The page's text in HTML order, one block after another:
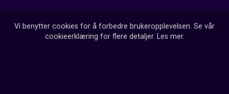
Vi benytter cookies for å forbedre brukeropplevelsen. Se vår
cookieerklæring for flere detaljer. Les mer.